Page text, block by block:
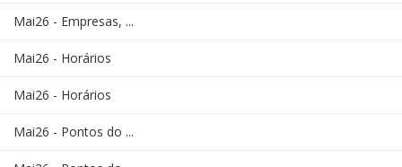
Mai26 - Empresas, ...
Mai26 - Horários
Mai26 - Horários
Mai26 - Pontos do ...